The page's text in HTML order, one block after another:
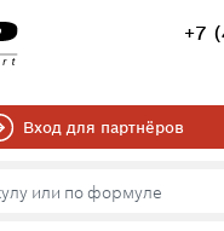
+7
Вход для партнёров